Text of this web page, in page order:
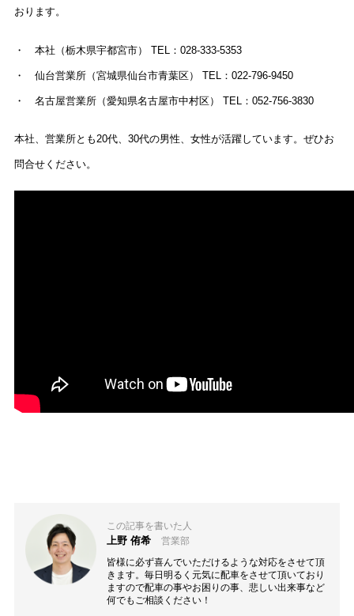
おります。
・ 本社（栃木県宇都宮市） TEL：028-333-5353
・ 仙台営業所（宮城県仙台市青葉区） TEL：022-796-9450
・ 名古屋営業所（愛知県名古屋市中村区） TEL：052-756-3830
本社、営業所とも20代、30代の男性、女性が活躍しています。ぜひお
問合せください。
この記事を書いた人
上野 侑希 営業部
皆様に必ず喜んでいただけるような対応をさせて頂
きます。毎日明るく元気に配車をさせて頂いており
ますので配車の事やお困りの事、悲しい出来事など
何でもご相談ください！